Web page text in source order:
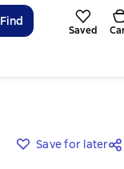
Find
Saved
Save for later